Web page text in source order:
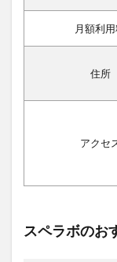
月額利
住所
アクセ
スペラボのお